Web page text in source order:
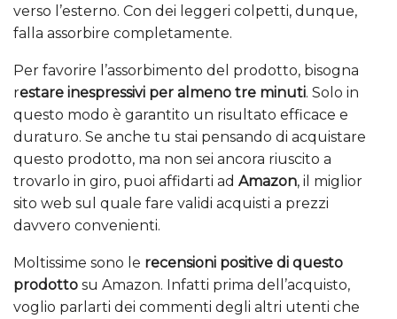
verso l’esterno. Con dei leggeri colpetti, dunque,
falla assorbire completamente.
Per favorire l’assorbimento del prodotto, bisogna
restare inespressivi per almeno tre minuti. Solo in
questo modo è garantito un risultato efficace e
duraturo. Se anche tu stai pensando di acquistare
questo prodotto, ma non sei ancora riuscito a
trovarlo in giro, puoi affidarti ad Amazon, il miglior
sito web sul quale fare validi acquisti a prezzi
davvero convenienti.
Moltissime sono le recensioni positive di questo
prodotto su Amazon. Infatti prima dell’acquisto,
voglio parlarti dei commenti degli altri utenti che